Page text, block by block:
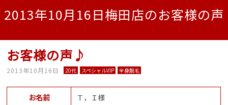
2013年10月16日梅田店のお客様の声
お客様の声♪
2013年10月16日 20代 スペシャルVIP 全身脱毛
お名前 Ｔ，Ｉ様